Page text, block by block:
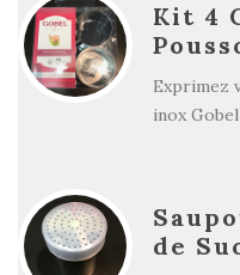
Kit 4
Exprimez
inox Gobel
de